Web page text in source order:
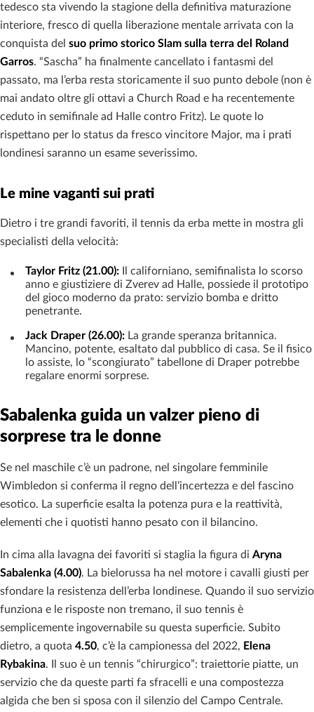
tedesco sta vivendo la stagione della definitiva maturazione
interiore, fresco di quella liberazione mentale arrivata con la
conquista del suo primo storico Slam sulla terra del Roland
Garros. “Sascha” ha finalmente cancellato i fantasmi del
passato, ma l’erba resta storicamente il suo punto debole (non è
mai andato oltre gli ottavi a Church Road e ha recentemente
ceduto in semifinale ad Halle contro Fritz). Le quote lo
rispettano per lo status da fresco vincitore Major, ma i prati
londinesi saranno un esame severissimo.
Le mine vaganti sui prati
Dietro i tre grandi favoriti, il tennis da erba mette in mostra gli
specialisti della velocità:
Taylor Fritz (21.00): Il californiano, semifinalista lo scorso
anno e giustiziere di Zverev ad Halle, possiede il prototipo
del gioco moderno da prato: servizio bomba e dritto
penetrante.
Jack Draper (26.00): La grande speranza britannica.
Mancino, potente, esaltato dal pubblico di casa. Se il fisico
lo assiste, lo “scongiurato” tabellone di Draper potrebbe
regalare enormi sorprese.
Sabalenka guida un valzer pieno di
sorprese tra le donne
Se nel maschile c’è un padrone, nel singolare femminile
Wimbledon si conferma il regno dell’incertezza e del fascino
esotico. La superficie esalta la potenza pura e la reattività,
elementi che i quotisti hanno pesato con il bilancino.
In cima alla lavagna dei favoriti si staglia la figura di Aryna
Sabalenka (4.00). La bielorussa ha nel motore i cavalli giusti per
sfondare la resistenza dell’erba londinese. Quando il suo servizio
funziona e le risposte non tremano, il suo tennis è
semplicemente ingovernabile su questa superficie. Subito
dietro, a quota 4.50, c’è la campionessa del 2022, Elena
Rybakina. Il suo è un tennis “chirurgico”: traiettorie piatte, un
servizio che da queste parti fa sfracelli e una compostezza
algida che ben si sposa con il silenzio del Campo Centrale.